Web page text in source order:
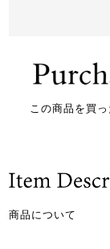
この商品を買
商品について